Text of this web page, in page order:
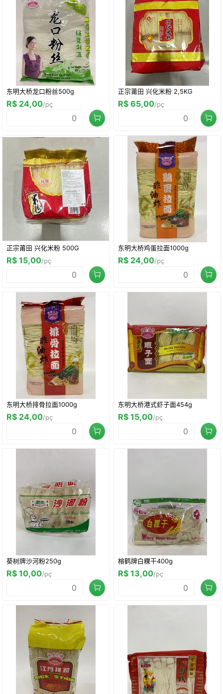
东明大桥龙口粉丝500g
R$ 24,00/pç
正宗莆田 兴化米粉 2,5KG
R$ 65,00/pç
正宗莆田 兴化米粉 500G
R$ 15,00/pç
东明大桥鸡蛋拉面1000g
R$ 24,00/pç
东明大桥排骨拉面1000g
R$ 24,00/pç
东明大桥港式虾子面454g
R$ 15,00/pç
葵树牌沙河粉250g
R$ 10,00/pç
榕鹤牌白粿干400g
R$ 13,00/pç